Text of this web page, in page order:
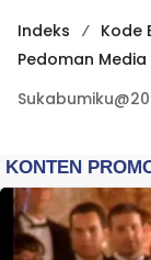
Indeks Kode
Pedoman Media